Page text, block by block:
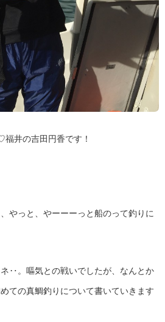
井の吉田円香です！
やっと、やーーーっと船のって釣りに
‥。嘔気との戦いでしたが、なんとか
ての真鯛釣りについて書いていきます